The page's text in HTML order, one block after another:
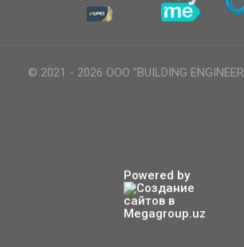
© 2021 - 2026 ООО "BUILDING
Powered by